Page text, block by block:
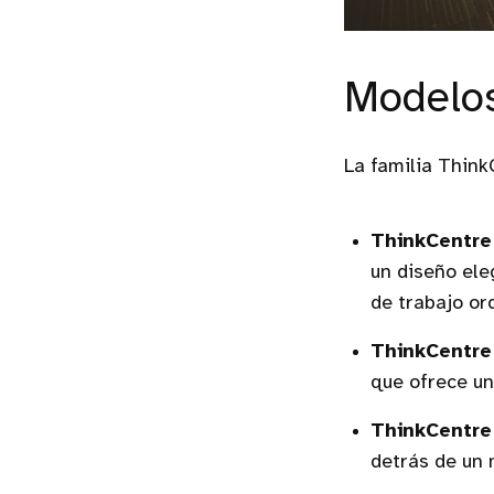
La familia
un diseño
de trabajo
que ofrece
detrás de un